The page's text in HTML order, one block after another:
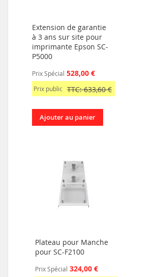
Extension de garantie
à 3 ans sur site pour
imprimante Epson SC-
P5000
Prix Spécial 528,00 €
Prix public TTC: 633,60 €
Ajouter au panier
Plateau pour Manche
pour SC-F2100
Prix Spécial 324,00 €